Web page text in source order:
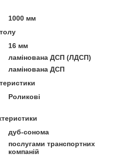
1000 мм
16 мм
ламінована ДСП (ЛДСП)
ламінована ДСП
Роликові
дуб-сонома
послугами транспортних
компаній